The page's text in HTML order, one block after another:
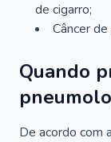
de cigarro;
Câncer
Quando
De acordo com